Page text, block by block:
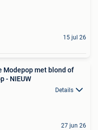
15 jul 26
Modepop met blond of
- NIEUW
Details
27 jun 26